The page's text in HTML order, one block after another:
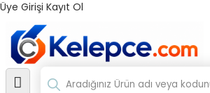
Üye Girişi Kayıt Ol